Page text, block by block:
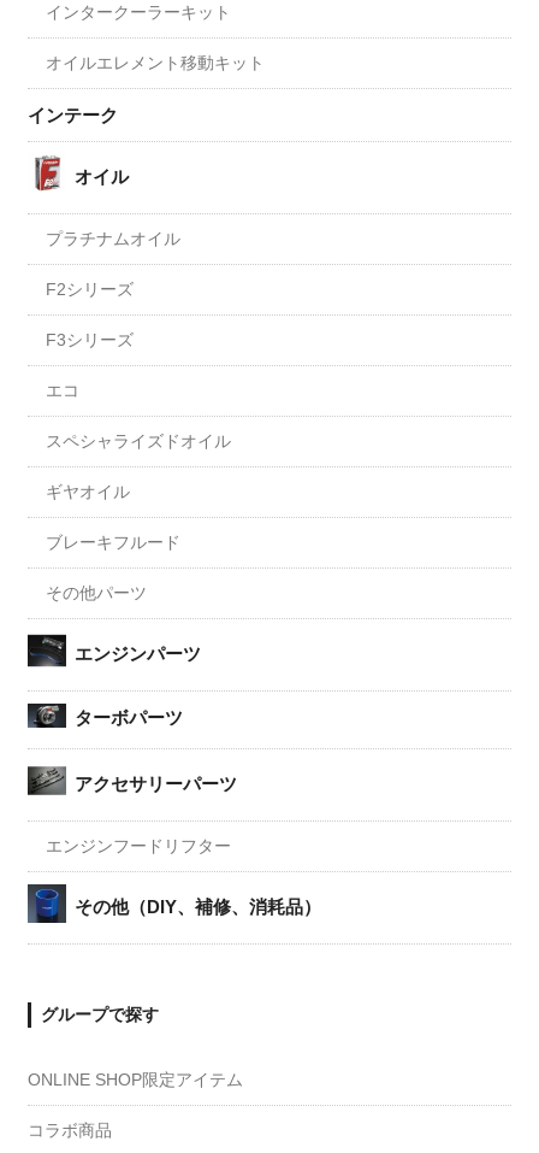
インタークーラーキット
オイルエレメント移動キット
インテーク
オイル
プラチナムオイル
F2シリーズ
F3シリーズ
エコ
スペシャライズドオイル
ギヤオイル
ブレーキフルード
その他パーツ
エンジンパーツ
ターボパーツ
アクセサリーパーツ
エンジンフードリフター
その他（DIY、補修、消耗品）
グループで探す
ONLINE SHOP限定アイテム
コラボ商品